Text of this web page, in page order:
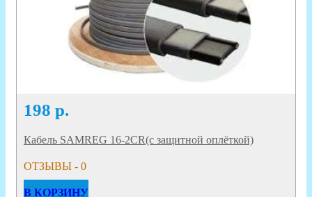
198 р.
Кабель SAMREG 16-2CR(с защитной оплёткой)
ОТЗЫВЫ - 0
В КОРЗИНУ